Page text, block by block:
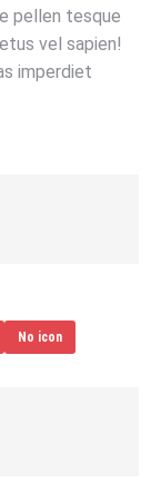
pellen tesque
vel sapien!
imperdiet
No icon